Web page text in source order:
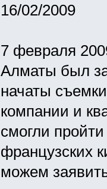
16/02/2009
7 февраля
Алматы был
начаты
компании и
смогли
французских
можем